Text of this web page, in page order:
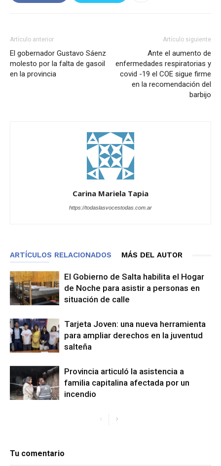
Artículo anterior
El gobernador Gustavo Sáenz
molesto por la falta de gasoil
en la provincia
Artículo siguiente
Ante el aumento de
enfermedades respiratorias y
covid -19 el COE sigue firme
en la recomendación del
barbijo
Carina Mariela Tapia
https://todaslasvocestodas.com.ar
ARTÍCULOS RELACIONADOS MÁS DEL AUTOR
El Gobierno de Salta habilita el Hogar
de Noche para asistir a personas en
situación de calle
Tarjeta Joven: una nueva herramienta
para ampliar derechos en la juventud
salteña
Provincia articuló la asistencia a
familia capitalina afectada por un
incendio
Tu comentario